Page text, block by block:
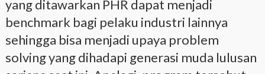
yang ditawarkan PHR dapat menjadi
benchmark bagi pelaku industri lainnya
sehingga bisa menjadi upaya problem
solving yang dihadapi generasi muda lulusan